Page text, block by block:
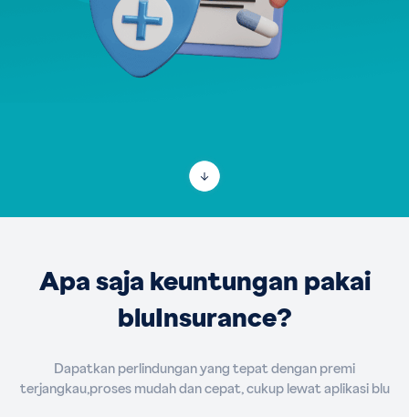
Apa saja keuntungan pakai
bluInsurance?
Dapatkan perlindungan yang tepat dengan premi
terjangkau,proses mudah dan cepat, cukup lewat aplikasi blu